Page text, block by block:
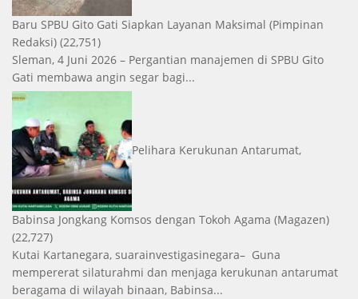
Baru SPBU Gito Gati Siapkan Layanan Maksimal (Pimpinan
Redaksi) (22,751)
Sleman, 4 Juni 2026 – Pergantian manajemen di SPBU Gito
Gati membawa angin segar bagi...
Pelihara Kerukunan Antarumat,
Babinsa Jongkang Komsos dengan Tokoh Agama (Magazen)
(22,727)
Kutai Kartanegara, suarainvestigasinegara– Guna
mempererat silaturahmi dan menjaga kerukunan antarumat
beragama di wilayah binaan, Babinsa...